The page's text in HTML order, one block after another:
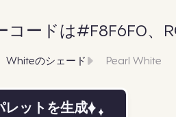
コードは#F8F6F0、
Whiteのシェード Pearl White
レットを生成